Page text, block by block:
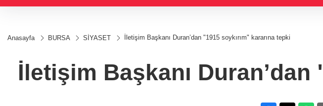
Anasayfa BURSA SİYASET İletişim Başkanı Duran’dan "1915 soykırım" kararına tepki
İletişim Başkanı Duran’dan